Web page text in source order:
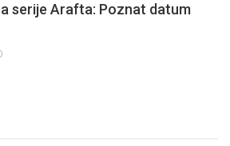
serije Arafta: Poznat datum